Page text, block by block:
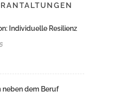
Individuelle Resilienz
dem Beruf